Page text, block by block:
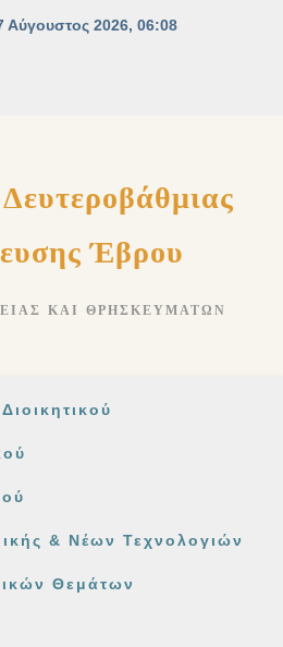
Έβρου
ΚΑΙ ΘΡΗΣΚΕΥΜΆΤΩΝ
& Νέων Τεχνολογιών
Θεμάτων